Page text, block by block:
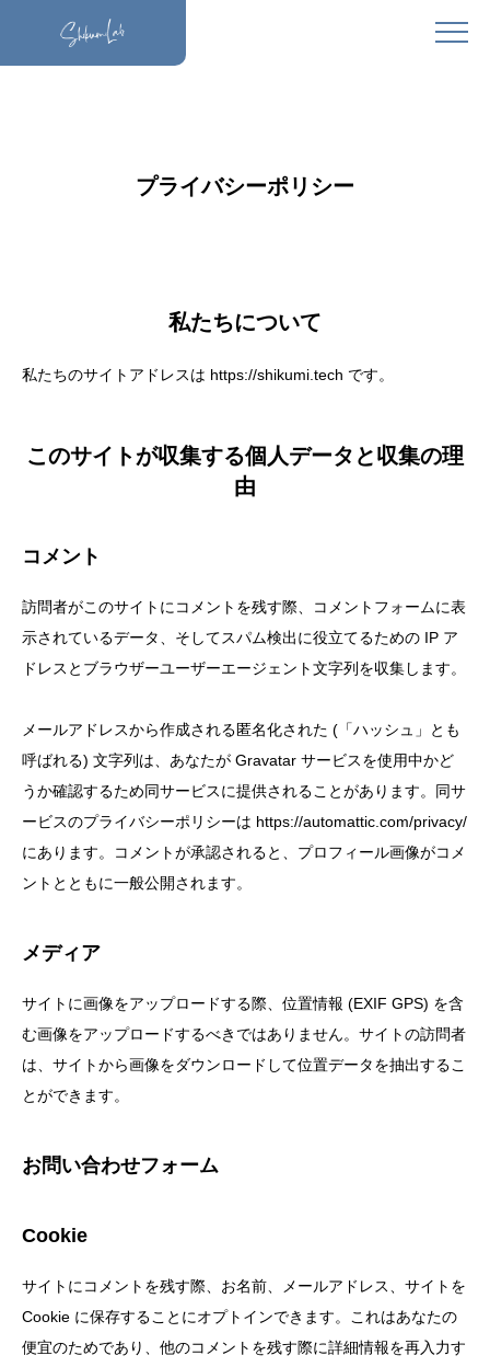
プライバシーポリシー
私たちについて
私たちのサイトアドレスは https://shikumi.tech です。
このサイトが収集する個人データと収集の理
由
コメント
訪問者がこのサイトにコメントを残す際、コメントフォームに表
示されているデータ、そしてスパム検出に役立てるための IP ア
ドレスとブラウザーユーザーエージェント文字列を収集します。
メールアドレスから作成される匿名化された (「ハッシュ」とも
呼ばれる) 文字列は、あなたが Gravatar サービスを使用中かど
うか確認するため同サービスに提供されることがあります。同サ
ービスのプライバシーポリシーは https://automattic.com/privacy/
にあります。コメントが承認されると、プロフィール画像がコメ
ントとともに一般公開されます。
メディア
サイトに画像をアップロードする際、位置情報 (EXIF GPS) を含
む画像をアップロードするべきではありません。サイトの訪問者
は、サイトから画像をダウンロードして位置データを抽出するこ
とができます。
お問い合わせフォーム
Cookie
サイトにコメントを残す際、お名前、メールアドレス、サイトを
Cookie に保存することにオプトインできます。これはあなたの
便宜のためであり、他のコメントを残す際に詳細情報を再入力す